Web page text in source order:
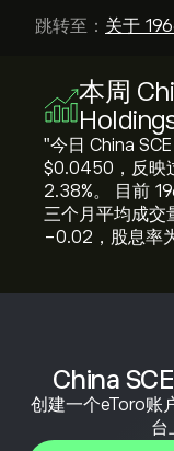
China
创建一个eToro账
台
跳转至： 关于
本周
"今日 China
‎$‎0.0450，反映
‎2.38‎%。 目前
三个月平均成交
-0.02，股息率